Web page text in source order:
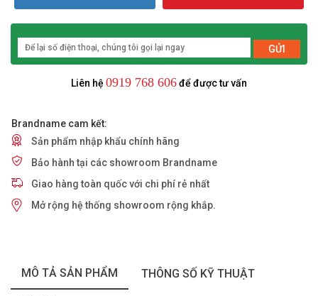
GỬI
Liên hệ 0919 768 606để được tư vấn
Brandname cam kết:
Sản phẩm nhập khẩu chính hãng
Bảo hành tại các showroom Brandname
Giao hàng toàn quốc với chi phí rẻ nhất
Mở rộng hệ thống showroom rộng khắp.
MÔ TẢ SẢN PHẨM THÔNG SỐ KỸ THUẬT